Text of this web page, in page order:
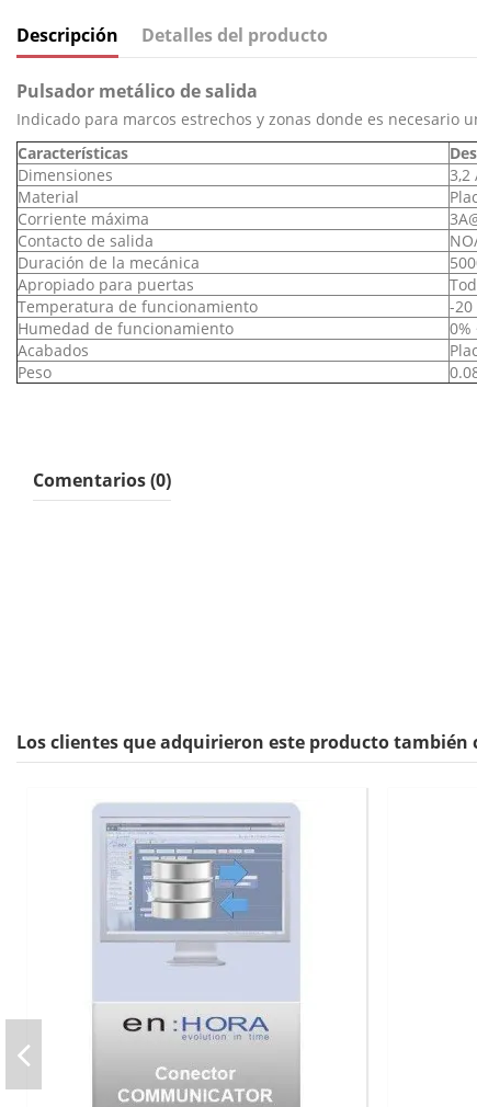
Descripción Detalles del producto
Pulsador metálico de salida
Indicado para marcos estrechos y zonas donde es necesario
Características
Dimensiones
3,2
Material
Corriente máxima
Contacto de salida
Duración de la mecánica
Apropiado para puertas
Temperatura de funcionamiento
-20
Humedad de funcionamiento
0%
Acabados
Peso
Comentarios (0)
Los clientes que adquirieron este producto también